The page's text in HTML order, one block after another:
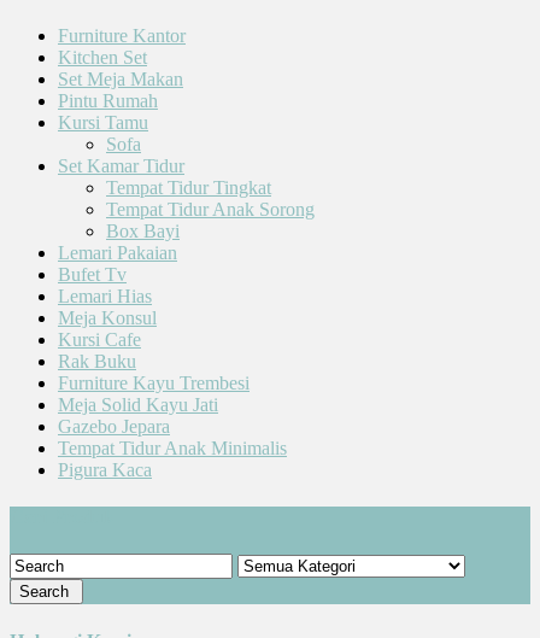
Furniture Kantor
Kitchen Set
Set Meja Makan
Pintu Rumah
Kursi Tamu
Sofa
Set Kamar Tidur
Tempat Tidur Tingkat
Tempat Tidur Anak Sorong
Box Bayi
Lemari Pakaian
Bufet Tv
Lemari Hias
Meja Konsul
Kursi Cafe
Rak Buku
Furniture Kayu Trembesi
Meja Solid Kayu Jati
Gazebo Jepara
Tempat Tidur Anak Minimalis
Pigura Kaca